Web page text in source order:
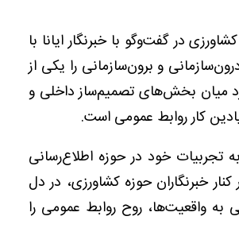
در گفت‌وگو با خبرنگار ایانا با
درون‌سازمانی و برون‌سازمانی را یکی از
میان بخش‌های تصمیم‌ساز داخلی و
کار روابط عمومی است.
تجربیات خود در حوزه اطلاع‌رسانی
خبرنگاران حوزه کشاورزی، در دل
به واقعیت‌ها، روح روابط عمومی را